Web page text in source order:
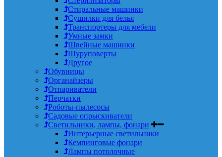
Стиральные машинки
Сушилки для белья
Транспортеры для мебели
Умные замки
Швейные машинки
Шуруповерты
Другое
Обувницы
Органайзеры
Отпариватели
Перчатки
Роботы-пылесосы
Садовые опрыскиватели
Светильники, лампы, фонари
Интерьерные светильники
Кемпинговые фонари
Лампы потолочные